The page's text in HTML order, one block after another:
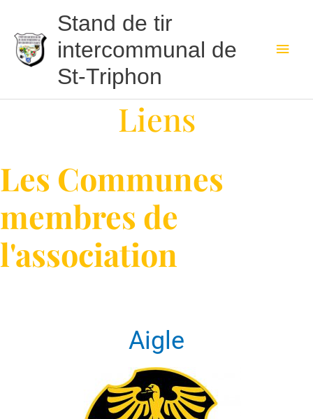
contenu
Stand de tir
intercommunal de
St-Triphon
Liens
Les Communes
membres de
l'association
Aigle